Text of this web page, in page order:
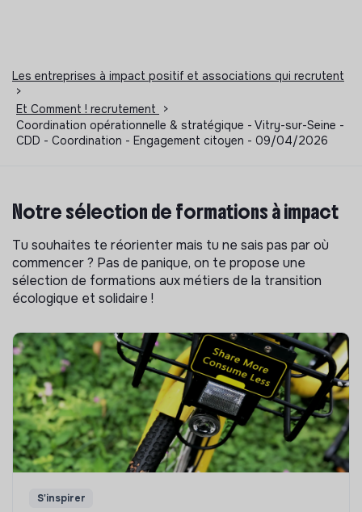
Les entreprises à impact positif et associations qui recrutent
>
Et Comment ! recrutement
>
Coordination opérationnelle & stratégique - Vitry-sur-Seine -
CDD - Coordination - Engagement citoyen - 09/04/2026
Notre sélection de formations à impact
Tu souhaites te réorienter mais tu ne sais pas par où
commencer ? Pas de panique, on te propose une
sélection de formations aux métiers de la transition
écologique et solidaire !
S'inspirer